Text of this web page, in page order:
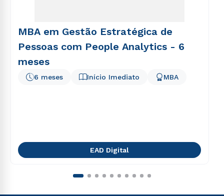
MBA em Gestão Estratégica de
Pessoas com People Analytics - 6
meses
Início Imediato
6 meses MBA
EAD Digital